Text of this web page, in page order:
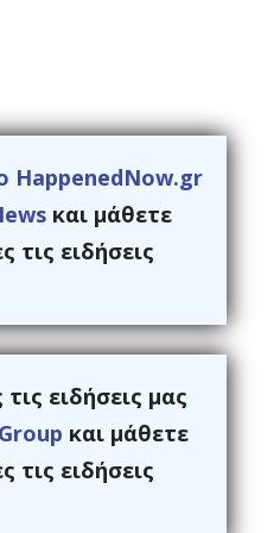
HappenedNow.gr
και μάθετε
τις ειδήσεις
ειδήσεις μας
και μάθετε
τις ειδήσεις